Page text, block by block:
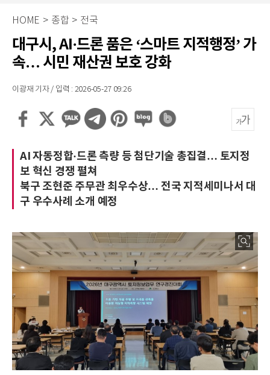
HOME > 종합 > 전국
대구시, AI·드론 품은 ‘스마트 지적행정’ 가
속… 시민 재산권 보호 강화
이광재 기자 / 입력 : 2026-05-27 09:26
AI 자동정합·드론 측량 등 첨단기술 총집결… 토지정
보 혁신 경쟁 펼쳐
북구 조현준 주무관 최우수상… 전국 지적세미나서 대
구 우수사례 소개 예정